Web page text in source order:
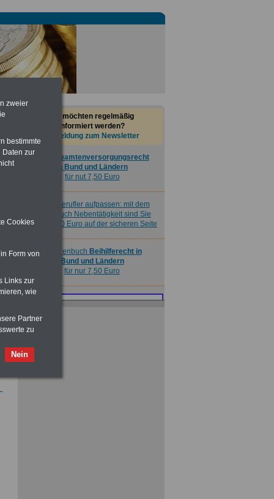
Sie möchten regelmäßig
informiert werden?
Anmeldung zum Newsletter
für nur 7,50 Euro auf der sicheren Seite
Taschenbuch
Bund und Ländern
für nur 7,50 Euro
Beamtenversorgungsrecht
in Bund und Ländern
für nut 7,50 Euro
Nebenberufler aufpassen: mit dem
OnlineBuch Nebentätigkeit sind Sie
für nur 7,50 Euro auf der sicheren Seite
Taschenbuch Beihilferecht in
Bund und Ländern
für nur 7,50 Euro
zweier
bestimmte
Daten zur
Cookies
Form von
Links zur
wie
Partner
zu
Nein